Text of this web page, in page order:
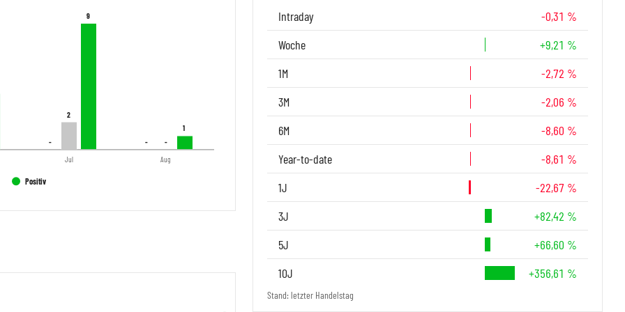
-- --
2
2
--
9
9
11
Positiv
Jul Aug
Intraday
-0,31 %
Woche
+9,21 %
1M
-2,72 %
3M
-2,06 %
6M
-8,60 %
Year-to-date
-8,61 %
1J
-22,67 %
3J
+82,42 %
5J
+66,60 %
10J
+356,61 %
Stand: letzter Handelstag